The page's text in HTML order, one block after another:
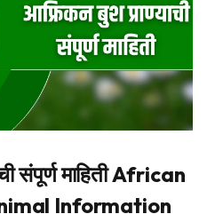
संपूर्ण माहिती African
Information